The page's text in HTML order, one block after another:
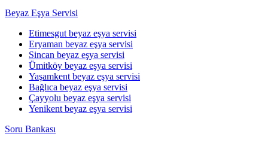
Beyaz Eşya Servisi
Etimesgut beyaz eşya servisi
Eryaman beyaz eşya servisi
Sincan beyaz eşya servisi
Ümitköy beyaz eşya servisi
Yaşamkent beyaz eşya servisi
Bağlıca beyaz eşya servisi
Çayyolu beyaz eşya servisi
Yenikent beyaz eşya servisi
Soru Bankası